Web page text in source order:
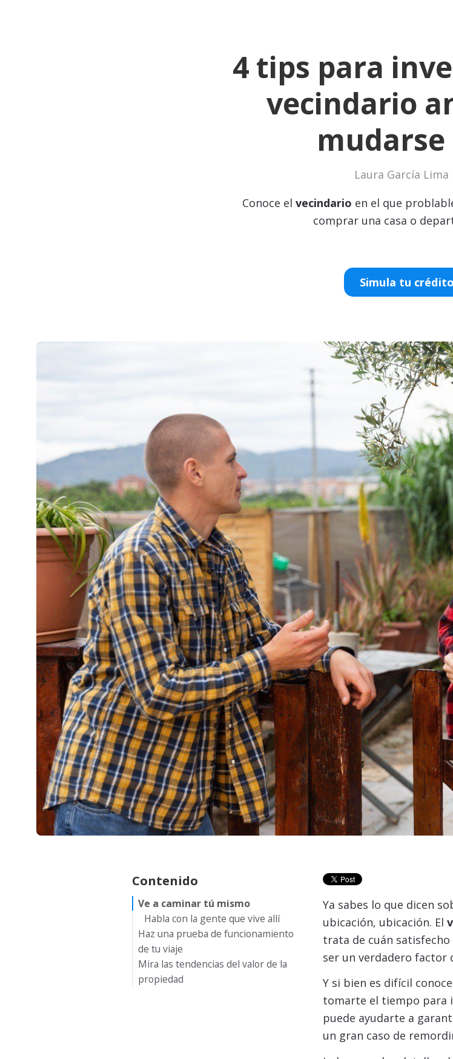
4 tips para
vecindario
Laura García Lima
Conoce el vecindario en el que
comprar una casa o
Simula tu crédito
Contenido
Ve a caminar tú mismo
Habla con la gente que vive allí
Haz una prueba de funcionamiento
de tu viaje
Mira las tendencias del valor de la
propiedad
Ya sabes lo que dicen
ubicación, ubicación. El
trata de cuán
ser un verdadero factor
Y si bien es difícil
tomarte el tiempo para
puede ayudarte a
un gran caso de